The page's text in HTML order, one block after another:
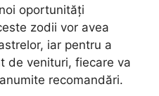
oportunități
zodii vor avea
iar pentru a
de venituri, fiecare va
recomandări.